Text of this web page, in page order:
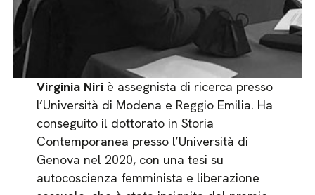
Virginia Niri è assegnista di ricerca presso
l’Università di Modena e Reggio Emilia. Ha
conseguito il dottorato in Storia
Contemporanea presso l’Università di
Genova nel 2020, con una tesi su
autocoscienza femminista e liberazione